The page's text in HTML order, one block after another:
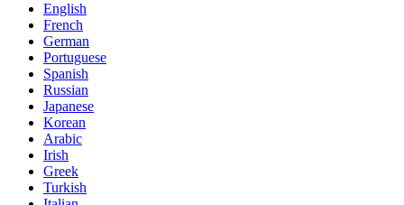
English
French
German
Portuguese
Spanish
Russian
Japanese
Korean
Arabic
Irish
Greek
Turkish